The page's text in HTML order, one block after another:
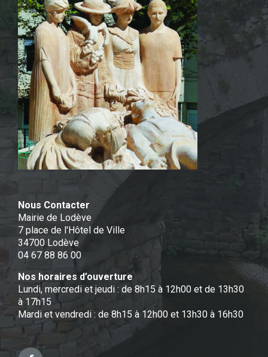
Nous Contacter
Mairie de Lodève
7 place de l'Hôtel de Ville
34700 Lodève
04 67 88 86 00
Nos horaires d’ouverture
Lundi, mercredi et jeudi : de 8h15 à 12h00 et de 13h30
à 17h15
Mardi et vendredi : de 8h15 à 12h00 et 13h30 à 16h30